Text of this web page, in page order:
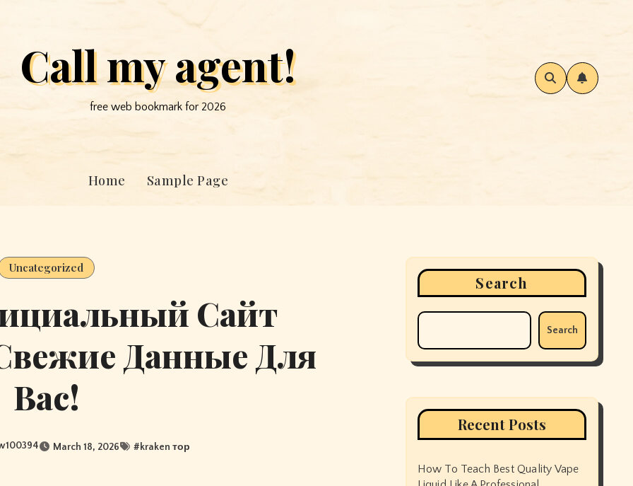
Call my agent!
free web bookmark for 2026
Home Sample Page
Uncategorized
Сайт
Данные Для
Вас!
March 18, 2026 #kraken тор
Search
Search
Recent Posts
How To Teach Best Quality Vape